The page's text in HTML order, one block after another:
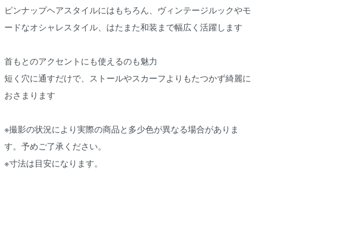
ピンナップヘアスタイルにはもちろん、ヴィンテージルックやモ
ードなオシャレスタイル、はたまた和装まで幅広く活躍します
首もとのアクセントにも使えるのも魅力
短く穴に通すだけで、ストールやスカーフよりもたつかず綺麗に
おさまります
※撮影の状況により実際の商品と多少色が異なる場合がありま
す。予めご了承ください。
※寸法は目安になります。